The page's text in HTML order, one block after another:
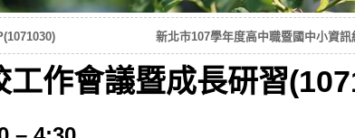
新北市107學年度高中職暨國中小資
作會議暨成長研習